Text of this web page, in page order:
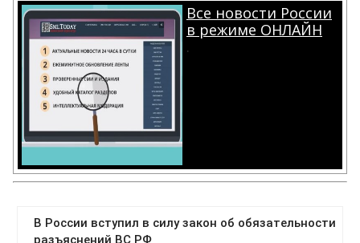
Все новости России
в режиме ОНЛАЙН
.